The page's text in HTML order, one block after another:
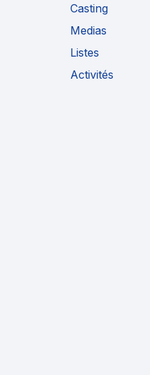
Casting
Medias
Listes
Activités